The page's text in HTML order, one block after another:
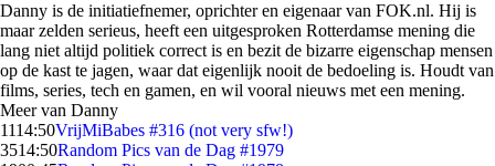
Danny is de initiatiefnemer, oprichter en eigenaar van FOK.nl. Hij is
maar zelden serieus, heeft een uitgesproken Rotterdamse mening die
lang niet altijd politiek correct is en bezit de bizarre eigenschap mensen
op de kast te jagen, waar dat eigenlijk nooit de bedoeling is. Houdt van
films, series, tech en gamen, en wil vooral nieuws met een mening.
Meer van Danny
1114:50VrijMiBabes #316 (not very sfw!)
3514:50Random Pics van de Dag #1979